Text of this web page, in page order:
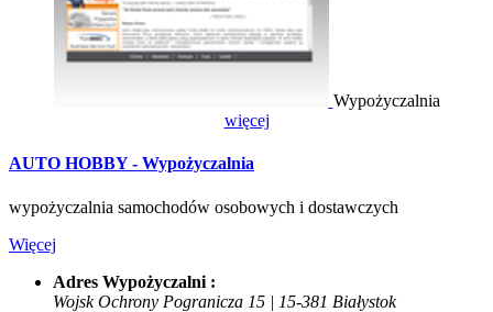
Wypożyczalnia
więcej
AUTO HOBBY - Wypożyczalnia
wypożyczalnia samochodów osobowych i dostawczych
Więcej
Adres Wypożyczalni :
Wojsk Ochrony Pogranicza 15 | 15-381 Białystok